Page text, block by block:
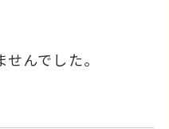
んでした。